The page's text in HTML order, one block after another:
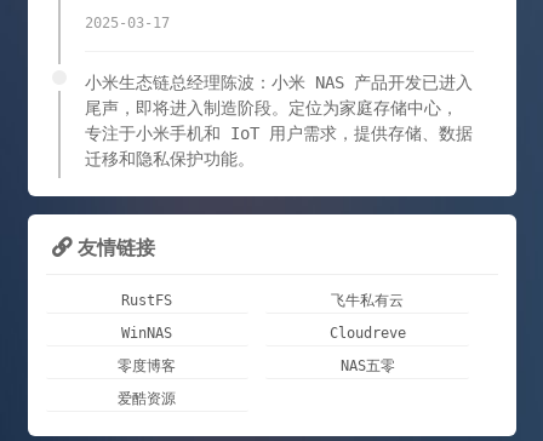
2025-03-17
小米生态链总经理陈波：小米 NAS 产品开发已进入
尾声，即将进入制造阶段。定位为家庭存储中心，
专注于小米手机和 IoT 用户需求，提供存储、数据
迁移和隐私保护功能。
2025-01-21
关于任意设备观看IPTV，iKuai增加了这个功能，
使用OpenVPN在路由器之间异地组网
2025-01-02
 友情链接
RustFS
飞牛私有云
WinNAS
Cloudreve
零度博客
NAS五零
爱酷资源